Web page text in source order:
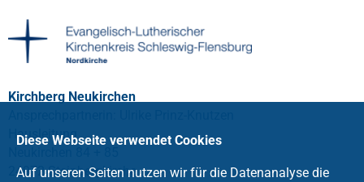
Kirchberg Neukirchen
Hausleitung
24972 Steinbergkirche
Diese Webseite verwendet Cookies
Auf unseren Seiten nutzen wir für die Datenanalyse die